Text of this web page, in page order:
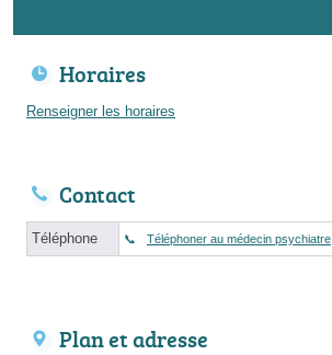
Horaires
Renseigner les horaires
Contact
Téléphone Téléphoner au médecin psychiatre
Plan et adresse